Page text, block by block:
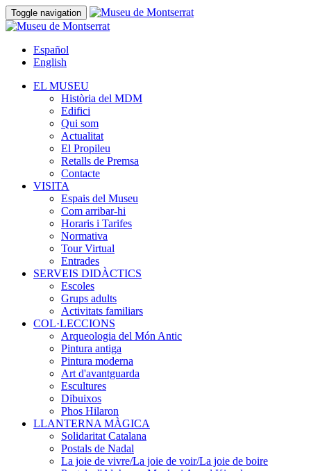
Toggle navigation
Español
English
EL MUSEU
Història del MDM
Edifici
Qui som
Actualitat
El Propileu
Retalls de Premsa
Contacte
VISITA
Espais del Museu
Com arribar-hi
Horaris i Tarifes
Normativa
Tour Virtual
Entrades
SERVEIS DIDÀCTICS
Escoles
Grups adults
Activitats familiars
COL·LECCIONS
Arqueologia del Món Antic
Pintura antiga
Pintura moderna
Art d'avantguarda
Escultures
Dibuixos
Phos Hilaron
LLANTERNA MÀGICA
Solidaritat Catalana
Postals de Nadal
La joie de vivre/La joie de voir/La joie de boire